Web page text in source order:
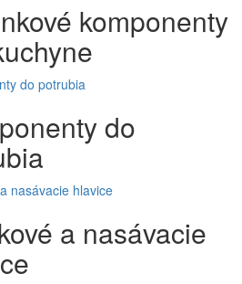
komponenty
do potrubia
do
nasávacie hlavice
a nasávacie